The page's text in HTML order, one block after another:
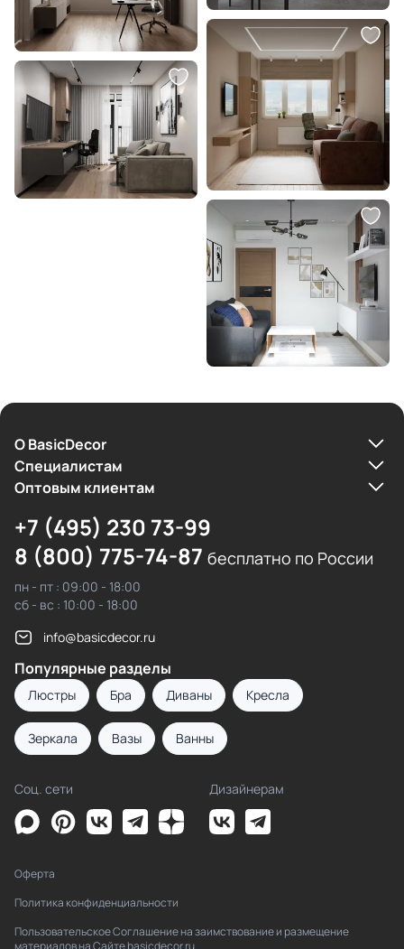
О BasicDecor
Cпециалистам
Оптовым клиентам
+7 (495) 230 73-99
8 (800) 775-74-87 бесплатно по России
пн - пт : 09:00 - 18:00
сб - вс : 10:00 - 18:00
info@basicdecor.ru
Популярные разделы
Люстры Бра Диваны Кресла
Зеркала Вазы Ванны
Соц. сети Дизайнерам
Оферта
Политика конфиденциальности
Пользовательское Соглашение на заимствование и размещение